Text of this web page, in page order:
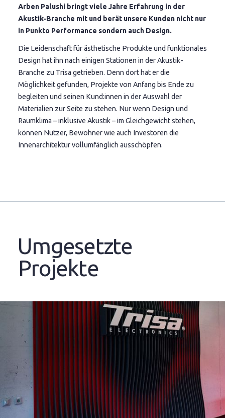
Arben Palushi bringt viele Jahre Erfahrung in der
Akustik-Branche mit und berät unsere Kunden nicht nur
in Punkto Performance sondern auch Design.
Die Leidenschaft für ästhetische Produkte und funktionales
Design hat ihn nach einigen Stationen in der Akustik-
Branche zu Trisa getrieben. Denn dort hat er die
Möglichkeit gefunden, Projekte von Anfang bis Ende zu
begleiten und seinen Kund:innen in der Auswahl der
Materialien zur Seite zu stehen. Nur wenn Design und
Raumklima – inklusive Akustik – im Gleichgewicht stehen,
können Nutzer, Bewohner wie auch Investoren die
Innenarchitektur vollumfänglich ausschöpfen.
Umgesetzte
Projekte